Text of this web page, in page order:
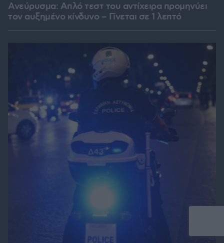
Ανεύρυσμα: Απλό τεστ του αντίχειρα προμηνύει
τον αυξημένο κίνδυνο – Γίνεται σε 1 λεπτό